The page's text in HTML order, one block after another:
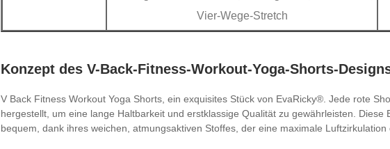
Vier-Wege-Stretch
Konzept des V-Back-Fitness-Workout-Yoga-Shorts-
V Back Fitness Workout Yoga Shorts, ein exquisites Stück von EvaRicky®. Jede rote
hergestellt, um eine lange Haltbarkeit und erstklassige Qualität zu gewährleisten.
bequem, dank ihres weichen, atmungsaktiven Stoffes, der eine maximale Luftzirkulation